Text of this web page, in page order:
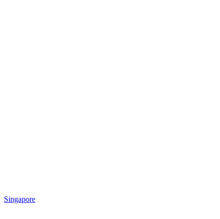
Singapore